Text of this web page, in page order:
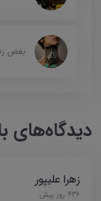
بغض
دیدگاه‌های
زهرا علیپور
436 روز پیش